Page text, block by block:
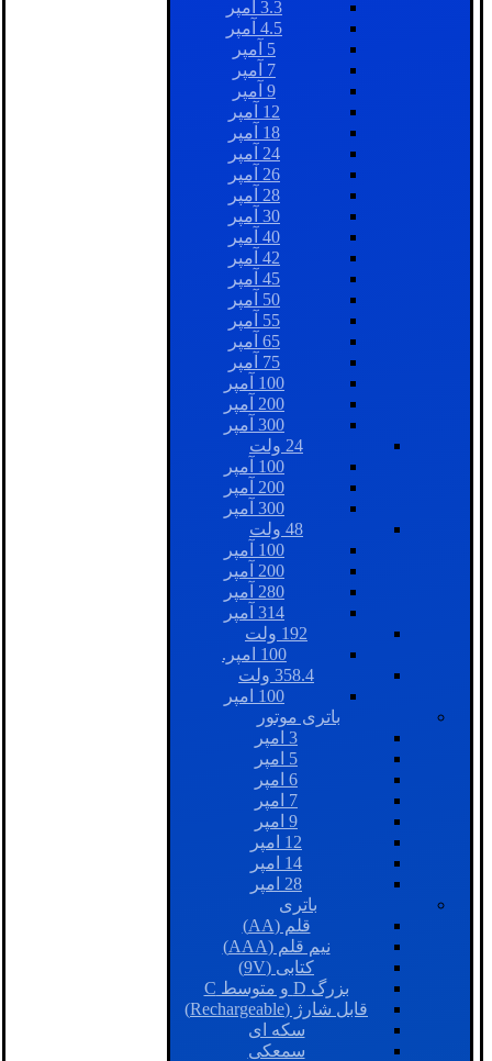
3.3 آمپر
4.5 آمپر
5 آمپر
7 آمپر
9 آمپر
12 آمپر
18 آمپر
24 آمپر
26 آمپر
28 آمپر
30 آمپر
40 آمپر
42 آمپر
45 آمپر
50 آمپر
55 آمپر
65 آمپر
75 آمپر
100 آمپر
200 آمپر
300 آمپر
24 ولت
100 آمپر
200 آمپر
300 آمپر
48 ولت
100 آمپر
200 آمپر
280 آمپر
314 آمپر
192 ولت
100 امپر.
358.4 ولت
100 امپر
باتری موتور
3 امپر
5 امپر
6 امپر
7 امپر
9 امپر
12 امپر
14 امپر
28 امپر
باتری
قلم (AA)
نیم قلم (AAA)
کتابی (9V)
بزرگ D و متوسط C
قابل شارژ (Rechargeable)
سکه ای
سمعکی